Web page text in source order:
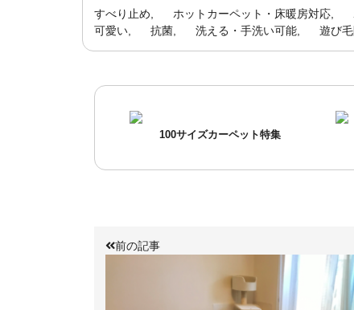
すべり止め ホットカーペット・床暖房対応
可愛い
抗菌 洗える・手洗い可能 遊び
100サイズカーペット特集
前の記事